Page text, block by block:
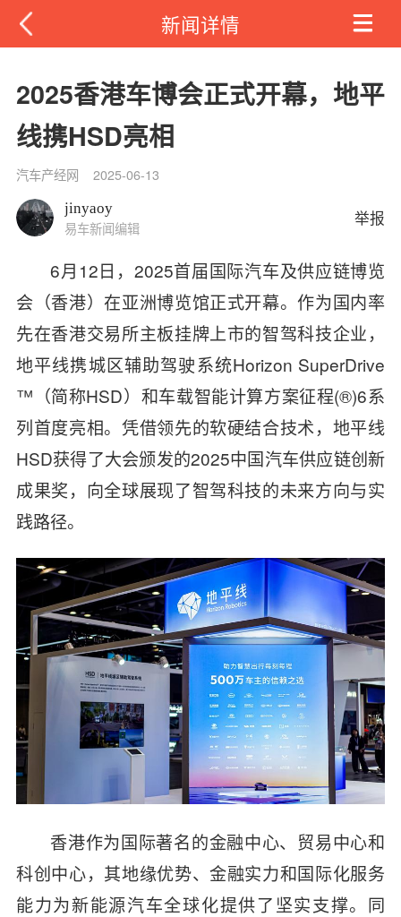
新闻详情
2025香港车博会正式开幕，地平
线携HSD亮相
汽车产经网 2025-06-13
jinyaoy
易车新闻编辑
举报
6月12日，2025首届国际汽车及供应链博览
会（香港）在亚洲博览馆正式开幕。作为国内率
先在香港交易所主板挂牌上市的智驾科技企业，
地平线携城区辅助驾驶系统Horizon SuperDrive
™（简称HSD）和车载智能计算方案征程(®)6系
列首度亮相。凭借领先的软硬结合技术，地平线
HSD获得了大会颁发的2025中国汽车供应链创新
成果奖，向全球展现了智驾科技的未来方向与实
践路径。
香港作为国际著名的金融中心、贸易中心和
科创中心，其地缘优势、金融实力和国际化服务
能力为新能源汽车全球化提供了坚实支撑。同